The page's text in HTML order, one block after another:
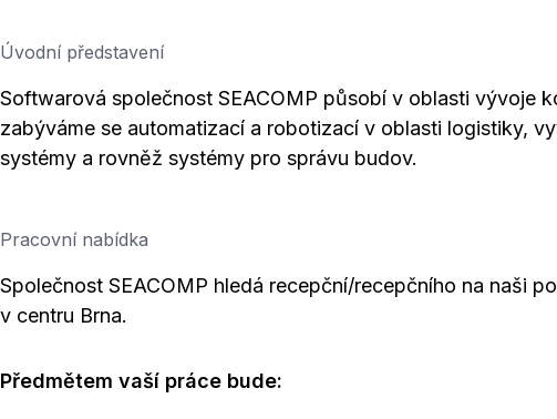
Úvodní představení
Softwarová společnost SEACOMP působí v oblasti vývoje
zabýváme se automatizací a robotizací v oblasti logistiky,
systémy a rovněž systémy pro správu budov.
Pracovní nabídka
Společnost SEACOMP hledá recepční/recepčního na naši
v centru Brna.
Předmětem vaší práce bude: